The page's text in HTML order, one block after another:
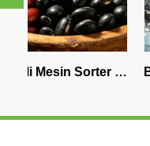
Sorter